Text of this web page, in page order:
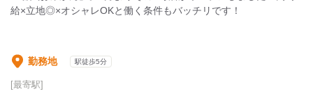
給×立地◎×オシャレOKと働く条件もバッチリです！
勤務地 駅徒歩5分
[最寄駅]